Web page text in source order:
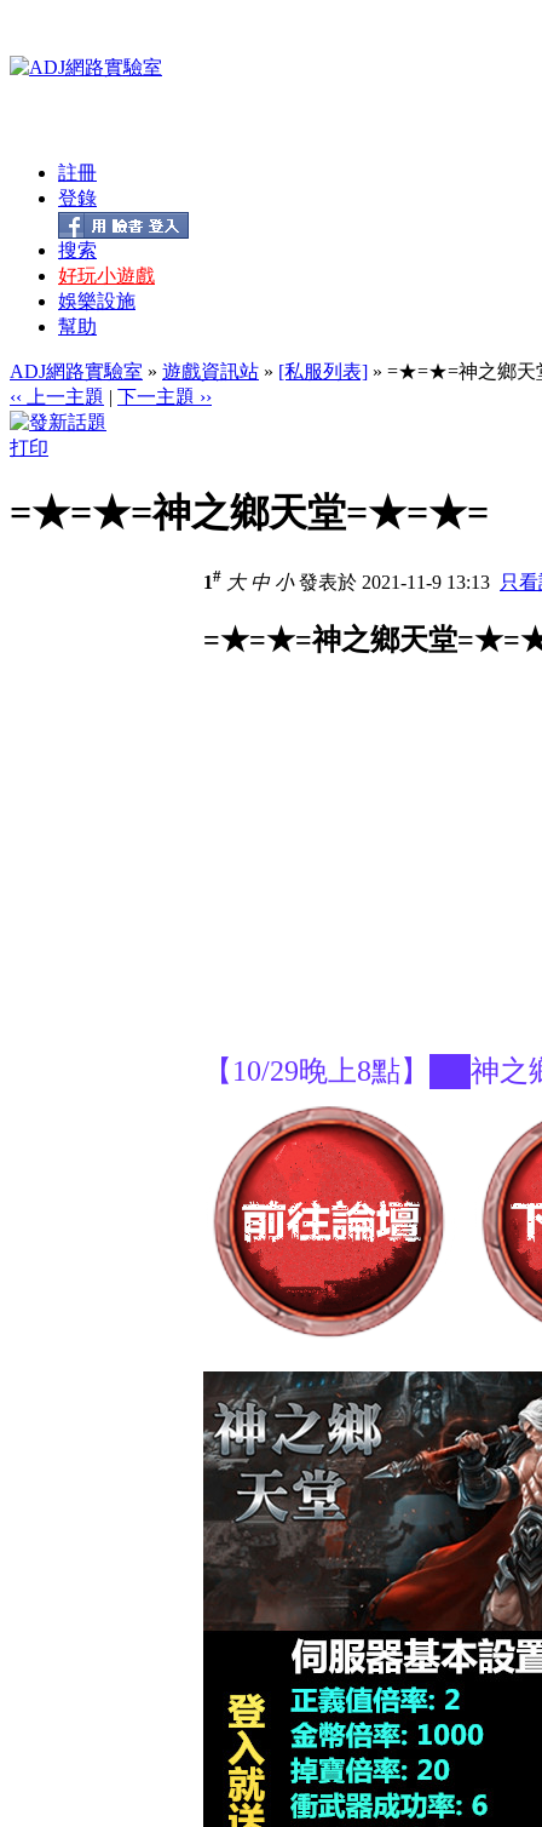
註冊
登錄
搜索
好玩小遊戲
娛樂設施
幫助
ADJ網路實驗室 » 遊戲資訊站 » [私服列表] » =★=★=神之鄉
‹‹ 上一主題 | 下一主題 ››
打印
=★=★=神之鄉天堂=★=★=
1# 大 中 小發表於 2021-11-9 13:13 只
=★=★=神之鄉天堂
【10/29晚上8點】██神